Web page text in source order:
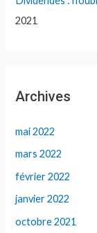
2021
Archives
mai 2022
mars 2022
février 2022
janvier 2022
octobre 2021